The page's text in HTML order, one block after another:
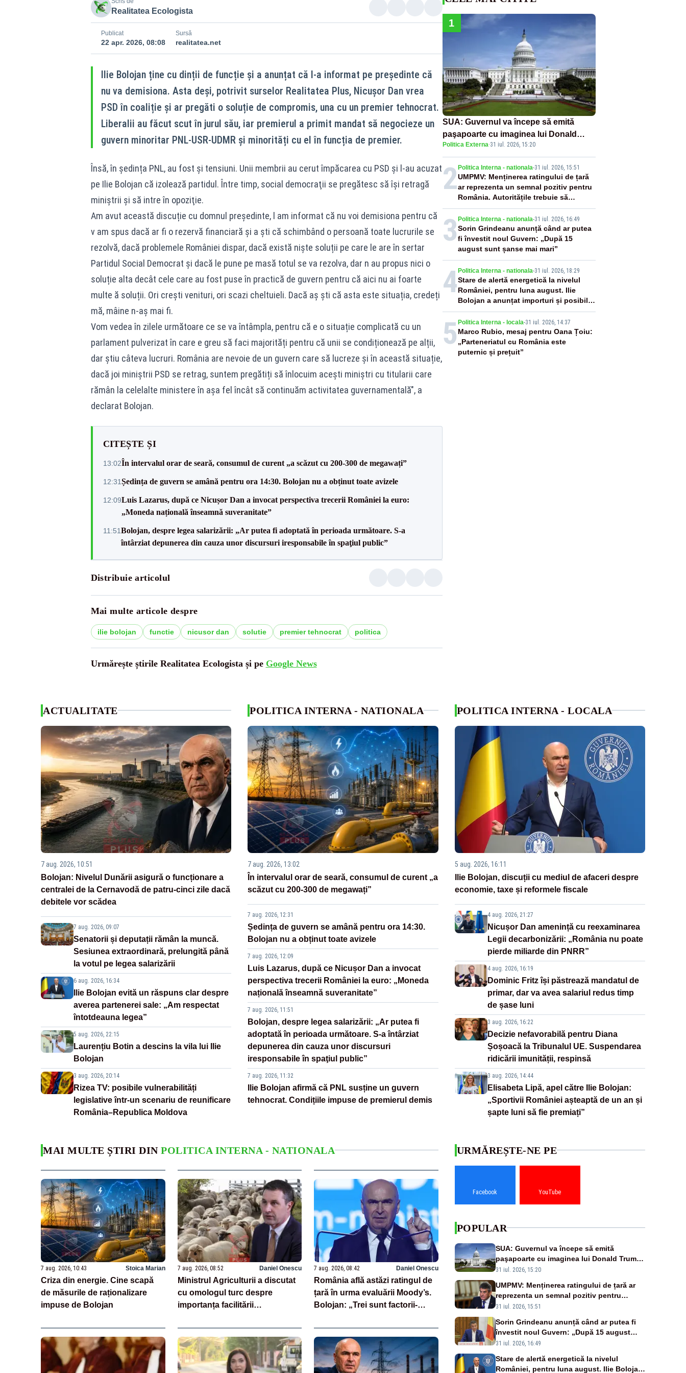
Realitatea Ecologista
Publicat
22 apr. 2026, 08:08
Sursă
realitatea.net
Ilie Bolojan ține cu dinții de funcție și a anunțat că l-a informat pe președinte că
nu va demisiona. Asta deși, potrivit surselor Realitatea Plus, Nicușor Dan vrea
PSD în coaliție și ar pregăti o soluție de compromis, una cu un premier tehnocrat.
Liberalii au făcut scut în jurul său, iar premierul a primit mandat să negocieze un
guvern minoritar PNL-USR-UDMR și minorități cu el în funcția de premier.
Însă, în ședința PNL, au fost și tensiuni. Unii membrii au cerut împăcarea cu PSD și l-au acuzat
pe Ilie Bolojan că izolează partidul. Între timp, social democraţii se pregătesc să îşi retragă
miniştrii şi să intre în opoziţie.
Am avut această discuție cu domnul președinte, l am informat că nu voi demisiona pentru că
v am spus dacă ar fi o rezervă financiară și a ști că schimbând o persoană toate lucrurile se
rezolvă, dacă problemele României dispar, dacă există niște soluții pe care le are în sertar
Partidul Social Democrat și dacă le pune pe masă totul se va rezolva, dar n au propus nici o
soluție alta decât cele care au fost puse în practică de guvern pentru că aici nu ai foarte
multe ă soluții. Ori crești venituri, ori scazi cheltuieli. Dacă aș ști că asta este situația, credeți
mă, mâine n-aș mai fi.
Vom vedea în zilele următoare ce se va întâmpla, pentru că e o situație complicată cu un
parlament pulverizat în care e greu să faci majorități pentru că unii se condiționează pe alții,
dar știu câteva lucruri. România are nevoie de un guvern care să lucreze și în această situație,
dacă joi miniștrii PSD se retrag, suntem pregătiți să înlocuim acești miniștri cu titularii care
rămân la celelalte ministere în așa fel încât să continuăm activitatea guvernamentală", a
declarat Bolojan.
CITEȘTE ȘI
13:02În intervalul orar de seară, consumul de curent „a scăzut cu 200-300 de megawați”
12:31Ședința de guvern se amână pentru ora 14:30. Bolojan nu a obținut toate avizele
12:09Luis Lazarus, după ce Nicușor Dan a invocat perspectiva trecerii României la euro:
„Moneda națională înseamnă suveranitate”
11:51Bolojan, despre legea salarizării: „Ar putea fi adoptată în perioada următoare. S-a
întârziat depunerea din cauza unor discursuri iresponsabile în spaţiul public”
Distribuie articolul
Mai multe articole despre
ilie bolojan functie nicusor dan solutie premier tehnocrat politica
Urmărește știrile Realitatea Ecologista și pe Google News
1
SUA: Guvernul va începe să emită
paşapoarte cu imaginea lui Donald
Trump începând cu 8 august
Politica Externa·31 iul. 2026, 15:20
2Politica Interna - nationala-31 iul. 2026, 15:51
UMPMV: Menținerea ratingului de țară
ar reprezenta un semnal pozitiv pentru
România. Autoritățile trebuie să
continue consolidarea stabilității
economice și financiare
3 Politica Interna - nationala-31 iul. 2026, 16:49
Sorin Grindeanu anunță când ar putea
fi învestit noul Guvern: „După 15
august sunt șanse mai mari”
4Politica Interna - nationala-31 iul. 2026, 18:29
Stare de alertă energetică la nivelul
României, pentru luna august. Ilie
Bolojan a anunțat importuri și posibile
restricții – VIDEO
5 Politica Interna - locala-31 iul. 2026, 14:37
Marco Rubio, mesaj pentru Oana Țoiu:
„Parteneriatul cu România este
puternic și prețuit”
ACTUALITATE
7 aug. 2026, 10:51
Bolojan: Nivelul Dunării asigură o funcționare a
centralei de la Cernavodă de patru-cinci zile dacă
debitele vor scădea
7 aug. 2026, 09:07
Senatorii și deputații rămân la muncă.
Sesiunea extraordinară, prelungită până
la votul pe legea salarizării
6 aug. 2026, 16:34
Ilie Bolojan evită un răspuns clar despre
averea partenerei sale: „Am respectat
întotdeauna legea”
5 aug. 2026, 22:15
Laurențiu Botin a descins la vila lui Ilie
Bolojan
3 aug. 2026, 20:14
Rizea TV: posibile vulnerabilități
legislative într-un scenariu de reunificare
România–Republica Moldova
POLITICA INTERNA - NATIONALA
7 aug. 2026, 13:02
În intervalul orar de seară, consumul de curent „a
scăzut cu 200-300 de megawați”
7 aug. 2026, 12:31
Ședința de guvern se amână pentru ora 14:30.
Bolojan nu a obținut toate avizele
7 aug. 2026, 12:09
Luis Lazarus, după ce Nicușor Dan a invocat
perspectiva trecerii României la euro: „Moneda
națională înseamnă suveranitate”
7 aug. 2026, 11:51
Bolojan, despre legea salarizării: „Ar putea fi
adoptată în perioada următoare. S-a întârziat
depunerea din cauza unor discursuri
iresponsabile în spaţiul public”
7 aug. 2026, 11:32
Ilie Bolojan afirmă că PNL susține un guvern
tehnocrat. Condițiile impuse de premierul demis
POLITICA INTERNA - LOCALA
5 aug. 2026, 16:11
Ilie Bolojan, discuții cu mediul de afaceri despre
economie, taxe și reformele fiscale
4 aug. 2026, 21:27
Nicușor Dan amenință cu reexaminarea
Legii decarbonizării: „România nu poate
pierde miliarde din PNRR”
4 aug. 2026, 16:19
Dominic Fritz își păstrează mandatul de
primar, dar va avea salariul redus timp
de șase luni
3 aug. 2026, 16:22
Decizie nefavorabilă pentru Diana
Șoșoacă la Tribunalul UE. Suspendarea
ridicării imunității, respinsă
3 aug. 2026, 14:44
Elisabeta Lipă, apel către Ilie Bolojan:
„Sportivii României așteaptă de un an și
șapte luni să fie premiați”
MAI MULTE ȘTIRI DIN POLITICA INTERNA - NATIONALA
7 aug. 2026, 10:43 Stoica Marian
Criza din energie. Cine scapă
de măsurile de raționalizare
impuse de Bolojan
7 aug. 2026, 08:52 Daniel Onescu
Ministrul Agriculturii a discutat
cu omologul turc despre
importanța facilitării
carcaselor de ovine și al
animalelor vii
7 aug. 2026, 08:42 Daniel Onescu
România află astăzi ratingul de
țară în urma evaluării Moody’s.
Bolojan: „Trei sunt factorii-
evaluări”
URMĂREȘTE-NE PE
Facebook YouTube
POPULAR
SUA: Guvernul va începe să emită
paşapoarte cu imaginea lui Donald Trump
începând cu 8 august
31 iul. 2026, 15:20
UMPMV: Menținerea ratingului de țară ar
reprezenta un semnal pozitiv pentru
România. Autoritățile trebuie să continue
financiare
31 iul. 2026, 15:51
Sorin Grindeanu anunță când ar putea fi
învestit noul Guvern: „După 15 august
sunt șanse mai mari”
31 iul. 2026, 16:49
Stare de alertă energetică la nivelul
României, pentru luna august. Ilie Bolojan